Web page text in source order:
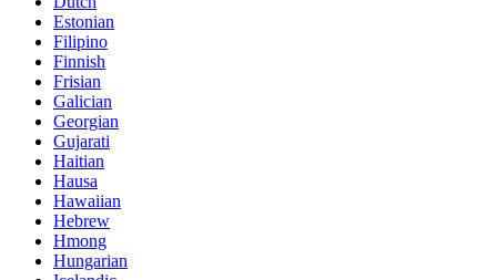
Estonian
Filipino
Finnish
Frisian
Galician
Georgian
Gujarati
Haitian
Hausa
Hawaiian
Hebrew
Hmong
Hungarian